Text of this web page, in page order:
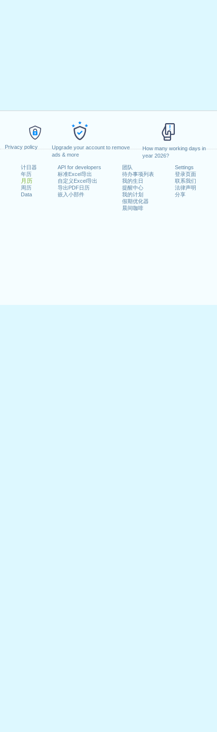
Privacy policy
Upgrade your account to remove
ads & more
How many working days in
year 2026?
计日器
年历
月历
周历
Data
API for developers
标准Excel导出
自定义Excel导出
导出PDF日历
嵌入小部件
团队
待办事项列表
我的生日
提醒中心
我的计划
假期优化器
晨间咖啡
Settings
登录页面
联系我们
法律声明
分享